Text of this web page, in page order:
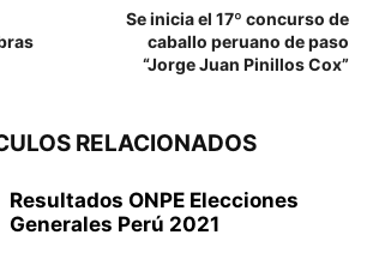
Se inicia el 17º concurso de
caballo peruano de paso
“Jorge Juan Pinillos Cox”
RELACIONADOS
Resultados ONPE Elecciones
Generales Perú 2021